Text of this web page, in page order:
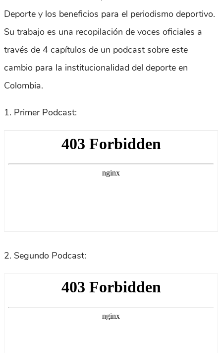
Deporte y los beneficios para el periodismo deportivo.
Su trabajo es una recopilación de voces oficiales a
través de 4 capítulos de un podcast sobre este
cambio para la institucionalidad del deporte en
Colombia.
1. Primer Podcast:
2. Segundo Podcast: